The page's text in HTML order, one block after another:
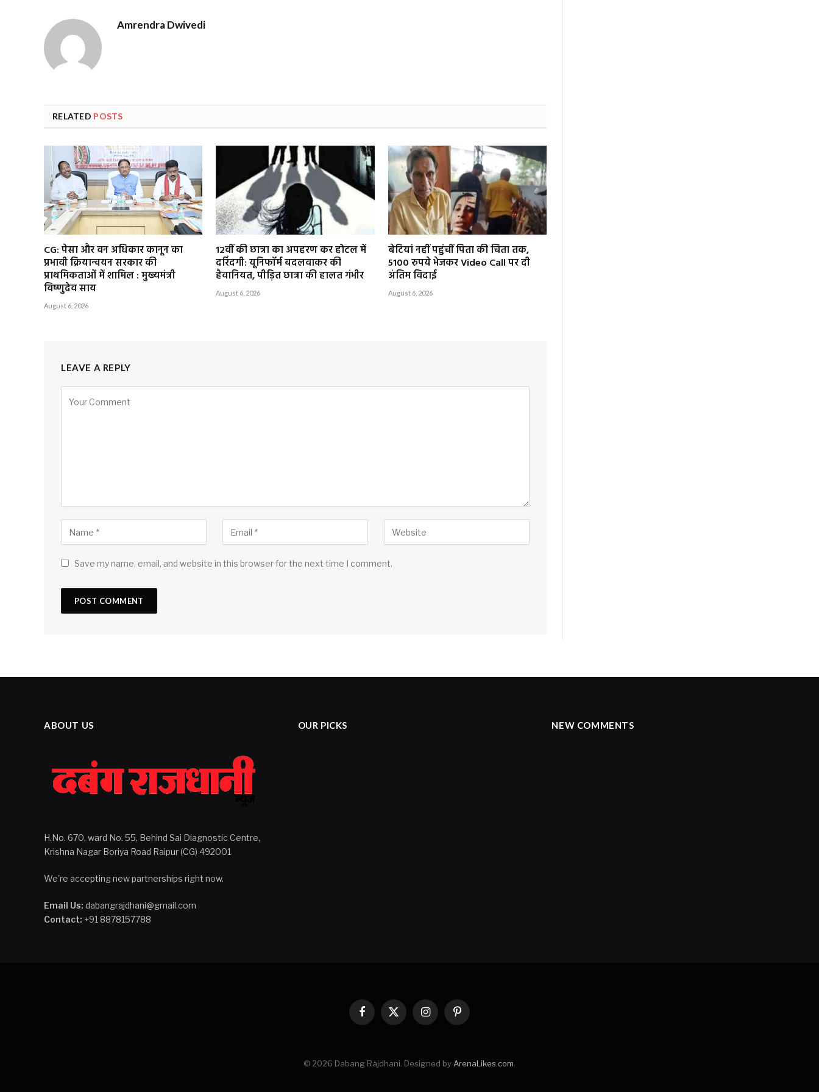
Amrendra Dwivedi
RELATED POSTS
CG: पेसा और वन अधिकार कानून का
प्रभावी क्रियान्वयन सरकार की
प्राथमिकताओं में शामिल : मुख्यमंत्री
विष्णुदेव साय
August 6, 2026
12वीं की छात्रा का अपहरण कर होटल में
दरिंदगी: यूनिफॉर्म बदलवाकर की
हैवानियत, पीड़ित छात्रा की हालत गंभीर
August 6, 2026
बेटियां नहीं पहुंचीं पिता की चिता तक,
5100 रुपये भेजकर Video Call पर दी
अंतिम विदाई
August 6, 2026
LEAVE A REPLY
Save my name, email, and website in this browser for the next time I comment.
ABOUT US
H.No. 670, ward No. 55, Behind Sai Diagnostic Centre,
Krishna Nagar Boriya Road Raipur (CG) 492001
We're accepting new partnerships right now.
Email Us: dabangrajdhani@gmail.com
Contact: +91 8878157788
OUR PICKS NEW COMMENTS
Facebook
X
InstagramPinterest
© 2026 Dabang Rajdhani. Designed byArenaLikes.com.